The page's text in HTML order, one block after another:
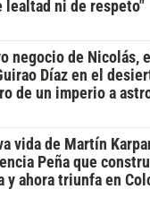
lealtad ni de respeto"
negocio de Nicolás,
Díaz en el
de un imperio a
vida de Martín
Peña que
y ahora triunfa en